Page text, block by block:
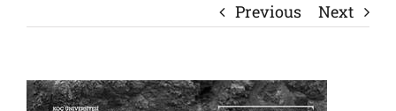
Previous Next